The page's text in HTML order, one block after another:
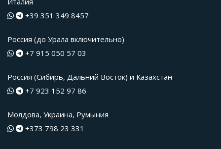
+39 351 349 8457
Россия (до Урала включительно)
+7 915 050 57 03
Россия (Сибирь, Дальний Восток) и Казахстан
+7 923 152 97 86
Молдова, Украина, Румыния
+373 798 23 331